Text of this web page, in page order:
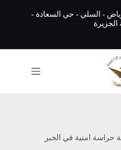
- السلي - حي السعادة -
حراسة امنية في الخبر